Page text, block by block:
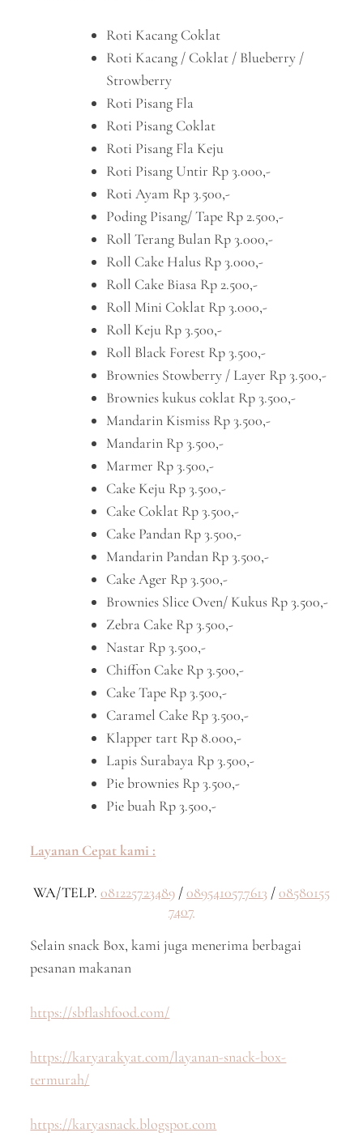
Roti Kacang Coklat
Roti Kacang / Coklat / Blueberry /
Strowberry
Roti Pisang Fla
Roti Pisang Coklat
Roti Pisang Fla Keju
Roti Pisang Untir Rp 3.000,-
Roti Ayam Rp 3.500,-
Poding Pisang/ Tape Rp 2.500,-
Roll Terang Bulan Rp 3.000,-
Roll Cake Halus Rp 3.000,-
Roll Cake Biasa Rp 2.500,-
Roll Mini Coklat Rp 3.000,-
Roll Keju Rp 3.500,-
Roll Black Forest Rp 3.500,-
Brownies Stowberry / Layer Rp 3.500,-
Brownies kukus coklat Rp 3.500,-
Mandarin Kismiss Rp 3.500,-
Mandarin Rp 3.500,-
Marmer Rp 3.500,-
Cake Keju Rp 3.500,-
Cake Coklat Rp 3.500,-
Cake Pandan Rp 3.500,-
Mandarin Pandan Rp 3.500,-
Cake Ager Rp 3.500,-
Brownies Slice Oven/ Kukus Rp 3.500,-
Zebra Cake Rp 3.500,-
Nastar Rp 3.500,-
Chiffon Cake Rp 3.500,-
Cake Tape Rp 3.500,-
Caramel Cake Rp 3.500,-
Klapper tart Rp 8.000,-
Lapis Surabaya Rp 3.500,-
Pie brownies Rp 3.500,-
Pie buah Rp 3.500,-
Layanan Cepat kami :
WA/TELP. 081225723489 /0895410577613 /08580155
7407
Selain snack Box, kami juga menerima berbagai
pesanan makanan
https://sbflashfood.com/
https://karyarakyat.com/layanan-snack-box-
termurah/
https://karyasnack.blogspot.com